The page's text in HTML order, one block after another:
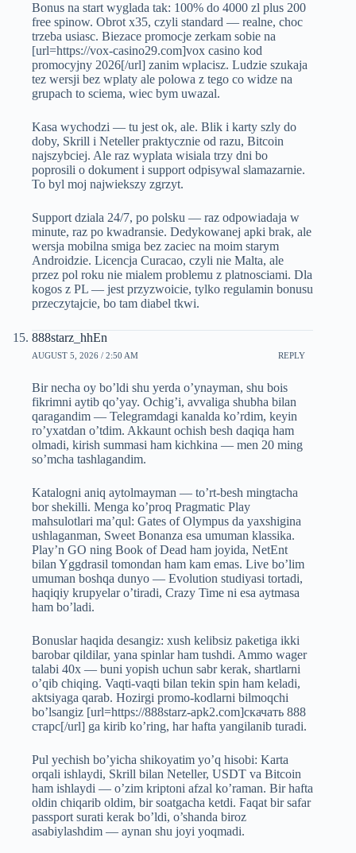
Bonus na start wyglada tak: 100% do 4000 zl plus 200
free spinow. Obrot x35, czyli standard — realne, choc
trzeba usiasc. Biezace promocje zerkam sobie na
[url=https://vox-casino29.com]vox casino kod
promocyjny 2026[/url] zanim wplacisz. Ludzie szukaja
tez wersji bez wplaty ale polowa z tego co widze na
grupach to sciema, wiec bym uwazal.
Kasa wychodzi — tu jest ok, ale. Blik i karty szly do
doby, Skrill i Neteller praktycznie od razu, Bitcoin
najszybciej. Ale raz wyplata wisiala trzy dni bo
poprosili o dokument i support odpisywal slamazarnie.
To byl moj najwiekszy zgrzyt.
Support dziala 24/7, po polsku — raz odpowiadaja w
minute, raz po kwadransie. Dedykowanej apki brak, ale
wersja mobilna smiga bez zaciec na moim starym
Androidzie. Licencja Curacao, czyli nie Malta, ale
przez pol roku nie mialem problemu z platnosciami. Dla
kogos z PL — jest przyzwoicie, tylko regulamin bonusu
przeczytajcie, bo tam diabel tkwi.
888starz_hhEn
AUGUST 5, 2026 / 2:50 AM REPLY
Bir necha oy bo’ldi shu yerda o’ynayman, shu bois
fikrimni aytib qo’yay. Ochig’i, avvaliga shubha bilan
qaragandim — Telegramdagi kanalda ko’rdim, keyin
ro’yxatdan o’tdim. Akkaunt ochish besh daqiqa ham
olmadi, kirish summasi ham kichkina — men 20 ming
so’mcha tashlagandim.
Katalogni aniq aytolmayman — to’rt-besh mingtacha
bor shekilli. Menga ko’proq Pragmatic Play
mahsulotlari ma’qul: Gates of Olympus da yaxshigina
ushlaganman, Sweet Bonanza esa umuman klassika.
Play’n GO ning Book of Dead ham joyida, NetEnt
bilan Yggdrasil tomondan ham kam emas. Live bo’lim
umuman boshqa dunyo — Evolution studiyasi tortadi,
haqiqiy krupyelar o’tiradi, Crazy Time ni esa aytmasa
ham bo’ladi.
Bonuslar haqida desangiz: xush kelibsiz paketiga ikki
barobar qildilar, yana spinlar ham tushdi. Ammo wager
talabi 40x — buni yopish uchun sabr kerak, shartlarni
o’qib chiqing. Vaqti-vaqti bilan tekin spin ham keladi,
aktsiyaga qarab. Hozirgi promo-kodlarni bilmoqchi
bo’lsangiz [url=https://888starz-apk2.com]скачать 888
старс[/url] ga kirib ko’ring, har hafta yangilanib turadi.
Pul yechish bo’yicha shikoyatim yo’q hisobi: Karta
orqali ishlaydi, Skrill bilan Neteller, USDT va Bitcoin
ham ishlaydi — o’zim kriptoni afzal ko’raman. Bir hafta
oldin chiqarib oldim, bir soatgacha ketdi. Faqat bir safar
passport surati kerak bo’ldi, o’shanda biroz
asabiylashdim — aynan shu joyi yoqmadi.